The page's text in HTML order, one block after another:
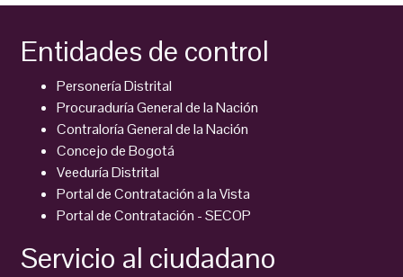
Entidades de control
Personería Distrital
Procuraduría General de la Nación
Contraloría General de la Nación
Concejo de Bogotá
Veeduría Distrital
Portal de Contratación a la Vista
Portal de Contratación - SECOP
Servicio al ciudadano